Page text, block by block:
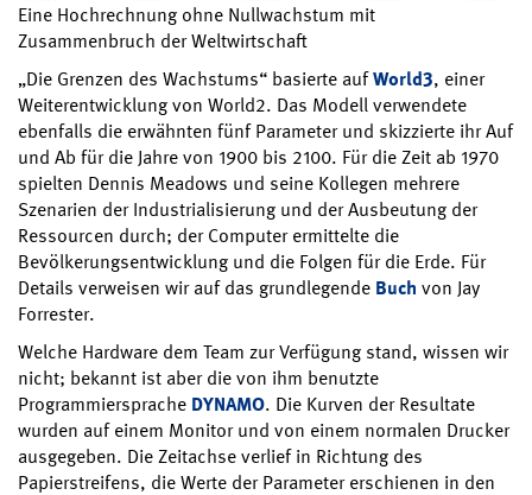
Eine Hochrechnung ohne Nullwachstum mit
Zusammenbruch der Weltwirtschaft
„Die Grenzen des Wachstums“ basierte aufWorld3, einer
Weiterentwicklung von World2. Das Modell verwendete
ebenfalls die erwähnten fünf Parameter und skizzierte ihr Auf
und Ab für die Jahre von 1900 bis 2100. Für die Zeit ab 1970
spielten Dennis Meadows und seine Kollegen mehrere
Szenarien der Industrialisierung und der Ausbeutung der
Ressourcen durch; der Computer ermittelte die
Bevölkerungsentwicklung und die Folgen für die Erde. Für
Details verweisen wir auf das grundlegende Buch von Jay
Forrester.
Welche Hardware dem Team zur Verfügung stand, wissen wir
nicht; bekannt ist aber die von ihm benutzte
Programmiersprache DYNAMO. Die Kurven der Resultate
wurden auf einem Monitor und von einem normalen Drucker
ausgegeben. Die Zeitachse verlief in Richtung des
Papierstreifens, die Werte der Parameter erschienen in den